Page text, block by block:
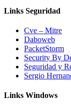
Links Seguridad
Cve – Mitre
Daboweb
PacketStorm
Security By
Seguridad y
Sergio
Links Windows